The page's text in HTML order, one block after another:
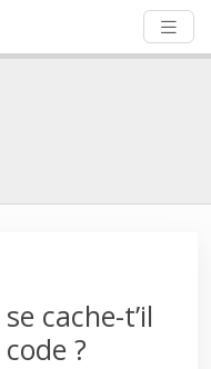
cache-t’il
?